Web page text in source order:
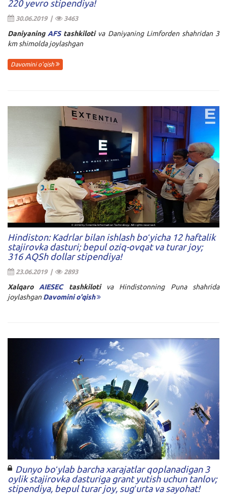
220 yevro stipendiya!
30.06.2019 | 3463
Daniyaning AFS tashkilotiva Daniyaning Limforden shahridan 3
km shimolda joylashgan
Davomini o'qish
Hindiston: Kadrlar bilan ishlash boʻyicha 12 haftalik
stajirovka dasturi; bepul oziq-ovqat va turar joy;
316 AQSh dollar stipendiya!
23.06.2019 | 2893
Xalqaro AIESECtashkiloti
va Hindistonning Puna shahrida
joylashganDavomini o'qish
Dunyo boʻylab barcha xarajatlar qoplanadigan 3
oylik stajirovka dasturiga grant yutish uchun tanlov;
stipendiya, bepul turar joy, sugʻurta va sayohat!